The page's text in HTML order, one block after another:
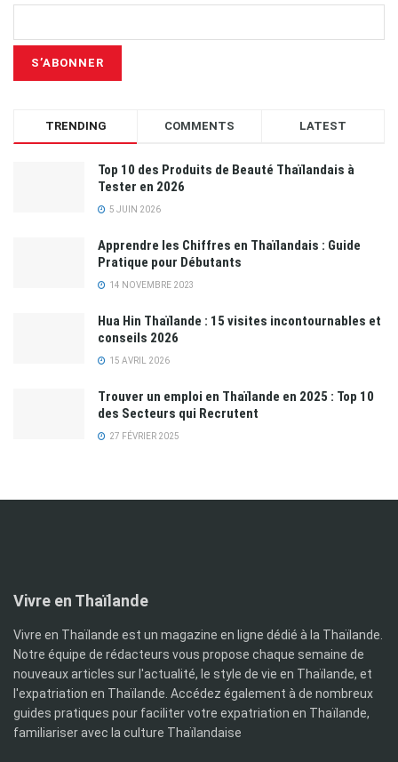
TRENDING COMMENTS LATEST
Top 10 des Produits de Beauté Thaïlandais à
Tester en 2026
5 JUIN 2026
Apprendre les Chiffres en Thaïlandais : Guide
Pratique pour Débutants
14 NOVEMBRE 2023
Hua Hin Thaïlande : 15 visites incontournables et
conseils 2026
15 AVRIL 2026
Trouver un emploi en Thaïlande en 2025 : Top 10
des Secteurs qui Recrutent
27 FÉVRIER 2025
Vivre en Thaïlande
Vivre en Thaïlande est un magazine en ligne dédié à la Thaïlande.
Notre équipe de rédacteurs vous propose chaque semaine de
nouveaux articles sur l'actualité, le style de vie en Thaïlande, et
l'expatriation en Thaïlande. Accédez également à de nombreux
guides pratiques pour faciliter votre expatriation en Thaïlande,
familiariser avec la culture Thaïlandaise